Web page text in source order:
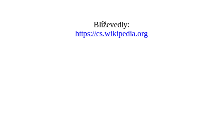
Blíževedly:
https://cs.wikipedia.org